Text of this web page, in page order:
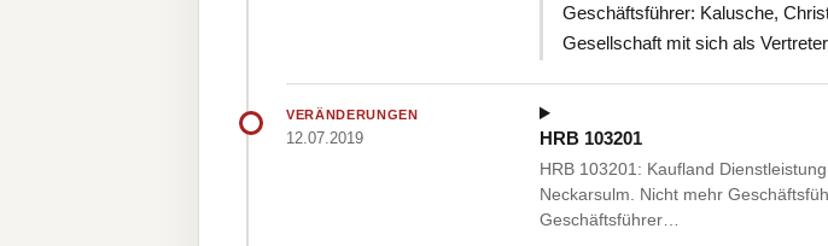
Geschäftsführer: Kalusche,
Gesellschaft mit sich als
VERÄNDERUNGEN
12.07.2019 HRB 103201
HRB 103201: Kaufland
Neckarsulm. Nicht mehr
Geschäftsführer…